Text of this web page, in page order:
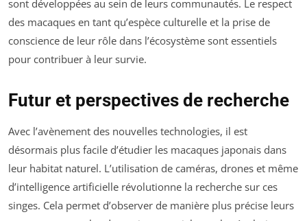
sont développées au sein de leurs communautés. Le respect
des macaques en tant qu’espèce culturelle et la prise de
conscience de leur rôle dans l’écosystème sont essentiels
pour contribuer à leur survie.
Futur et perspectives de recherche
Avec l’avènement des nouvelles technologies, il est
désormais plus facile d’étudier les macaques japonais dans
leur habitat naturel. L’utilisation de caméras, drones et même
d’intelligence artificielle révolutionne la recherche sur ces
singes. Cela permet d’observer de manière plus précise leurs